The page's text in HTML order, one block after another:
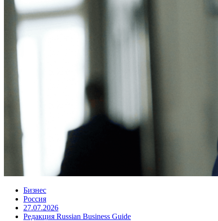
Бизнес
Россия
27.07.2026
Редакция Russian Business Guide